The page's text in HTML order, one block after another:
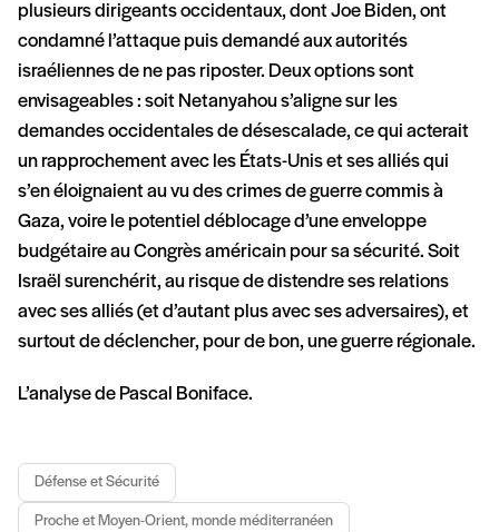
plusieurs dirigeants occidentaux, dont Joe Biden, ont
condamné l’attaque puis demandé aux autorités
israéliennes de ne pas riposter. Deux options sont
envisageables : soit Netanyahou s’aligne sur les
demandes occidentales de désescalade, ce qui acterait
un rapprochement avec les États-Unis et ses alliés qui
s’en éloignaient au vu des crimes de guerre commis à
Gaza, voire le potentiel déblocage d’une enveloppe
budgétaire au Congrès américain pour sa sécurité. Soit
Israël surenchérit, au risque de distendre ses relations
avec ses alliés (et d’autant plus avec ses adversaires), et
surtout de déclencher, pour de bon, une guerre régionale.
L’analyse de Pascal Boniface.
Défense et Sécurité
Proche et Moyen-Orient, monde méditerranéen